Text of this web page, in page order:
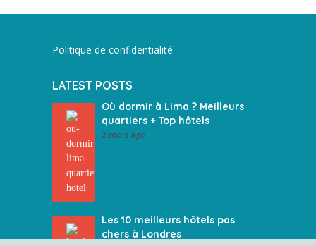
Politique de confidentialité
LATEST POSTS
Où dormir à Lima ? Meilleurs
quartiers + Top hôtels
2 mois ago
Les 10 meilleurs hôtels pas
chers à Londres